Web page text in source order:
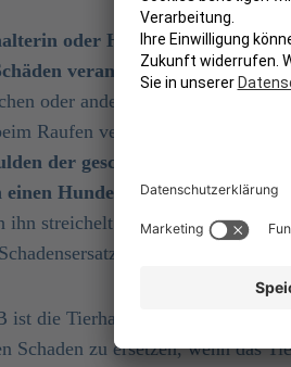
oder Hundehalter sind
verantwortlich. Darunter
oder anderen Tieren
Raufen verletzt, haften Sie für
der geschädigten Person
einen Hundebiss.Das ist
ihn streichelt und daraufhin
und das etwaige
ist die Tierhalterin bzw. der
Schaden zu ersetzen, wenn das